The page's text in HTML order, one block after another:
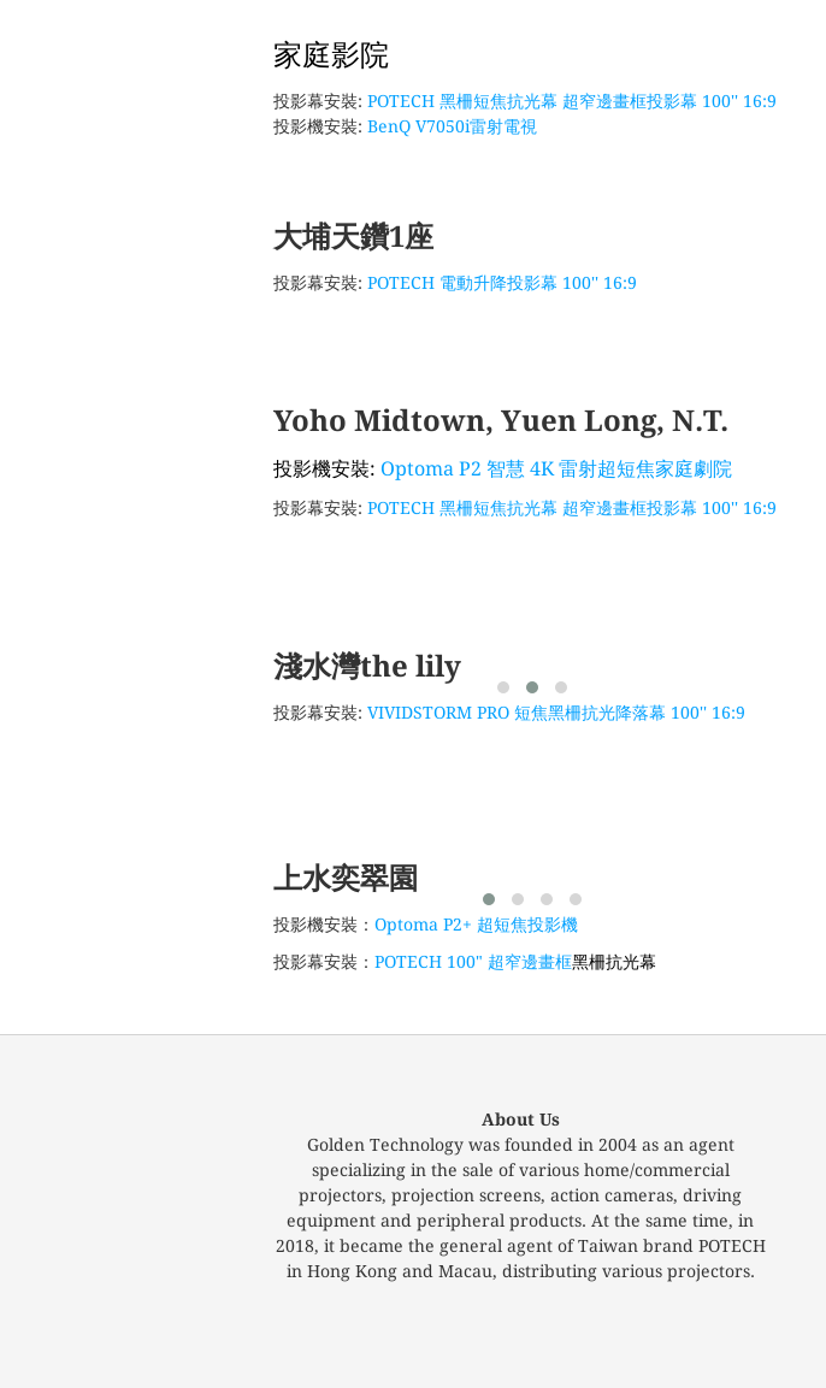
家庭影院
投影幕安裝: POTECH 黑柵短焦抗光幕 超窄邊畫框投影幕 100'' 16:9
投影機安裝: BenQ V7050i雷射電視
大埔天鑽1座
投影幕安裝: POTECH 電動升降投影幕 100'' 16:9
Yoho Midtown, Yuen Long, N.T.
投影機安裝: Optoma P2 智慧 4K 雷射超短焦家庭劇院
投影幕安裝: POTECH 黑柵短焦抗光幕 超窄邊畫框投影幕 100'' 16:9
淺水灣the lily
投影幕安裝: VIVIDSTORM PRO 短焦黑柵抗光降落幕 100'' 16:9
上水奕翠園
投影機安裝： Optoma P2+ 超短焦投影機
投影幕安裝： POTECH 100" 超窄邊畫框黑柵抗光幕
About Us
Golden Technology was founded in 2004 as an agent
specializing in the sale of various home/commercial
projectors, projection screens, action cameras, driving
equipment and peripheral products. At the same time, in
2018, it became the general agent of Taiwan brand POTECH
in Hong Kong and Macau, distributing various projectors.